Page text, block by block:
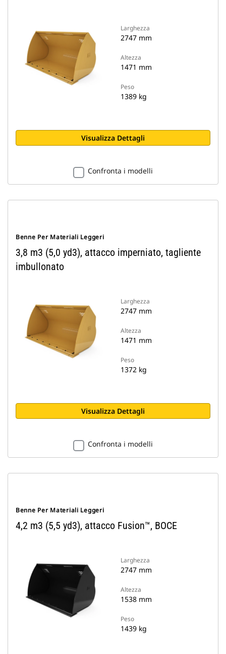
Larghezza
2747 mm
Altezza
1471 mm
Peso
1389 kg
Visualizza Dettagli
Confronta i modelli
Benne Per Materiali Leggeri
3,8 m3 (5,0 yd3), attacco imperniato, tagliente
imbullonato
Larghezza
2747 mm
Altezza
1471 mm
Peso
1372 kg
Visualizza Dettagli
Confronta i modelli
Benne Per Materiali Leggeri
4,2 m3 (5,5 yd3), attacco Fusion™, BOCE
Larghezza
2747 mm
Altezza
1538 mm
Peso
1439 kg